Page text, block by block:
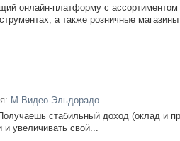
онлайн-платформу с ассортиментом
а также розничные
М.Видео-Эльдорадо
стабильный доход (оклад и
увеличивать свой...